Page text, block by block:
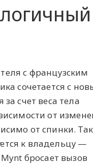
с французским
сочетается с
счет веса тела
от
от спинки.
к владельцу —
бросает вызов